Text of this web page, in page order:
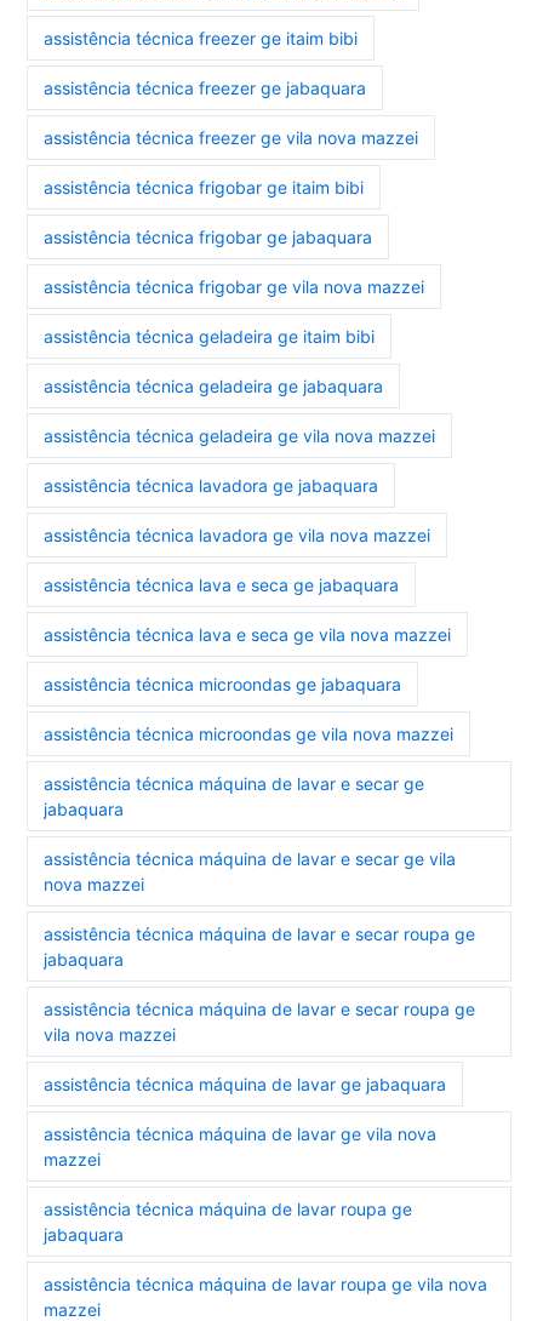
assistência técnica freezer ge itaim bibi
assistência técnica freezer ge jabaquara
assistência técnica freezer ge vila nova mazzei
assistência técnica frigobar ge itaim bibi
assistência técnica frigobar ge jabaquara
assistência técnica frigobar ge vila nova mazzei
assistência técnica geladeira ge itaim bibi
assistência técnica geladeira ge jabaquara
assistência técnica geladeira ge vila nova mazzei
assistência técnica lavadora ge jabaquara
assistência técnica lavadora ge vila nova mazzei
assistência técnica lava e seca ge jabaquara
assistência técnica lava e seca ge vila nova mazzei
assistência técnica microondas ge jabaquara
assistência técnica microondas ge vila nova mazzei
assistência técnica máquina de lavar e secar ge
jabaquara
assistência técnica máquina de lavar e secar ge vila
nova mazzei
assistência técnica máquina de lavar e secar roupa ge
jabaquara
assistência técnica máquina de lavar e secar roupa ge
vila nova mazzei
assistência técnica máquina de lavar ge jabaquara
assistência técnica máquina de lavar ge vila nova
mazzei
assistência técnica máquina de lavar roupa ge
jabaquara
assistência técnica máquina de lavar roupa ge vila nova
mazzei